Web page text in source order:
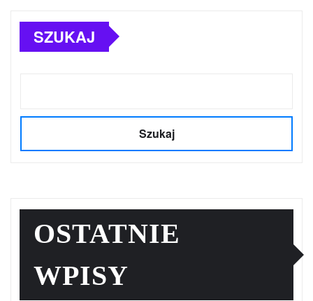
SZUKAJ
Szukaj
OSTATNIE
WPISY